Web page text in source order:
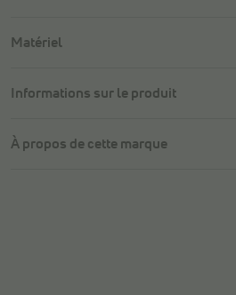
Matériel
Informations sur le produit
À propos de cette marque